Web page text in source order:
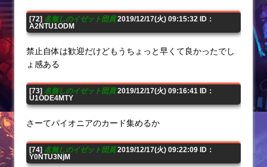
[72] 名無しのイゼット団員2019/12/17(火) 09:15:32 ID：
A2NTU1ODM
禁止自体は歓迎だけどもうちょっと早くて良かったでし
ょ感ある
[73] 名無しのイゼット団員2019/12/17(火) 09:16:41 ID：
U1ODE4MTY
さーてパイオニアのカード集めるか
[74] 名無しのイゼット団員2019/12/17(火) 09:22:09 ID：
Y0NTU3NjM